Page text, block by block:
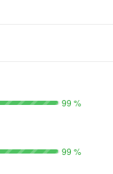
99 %
99 %